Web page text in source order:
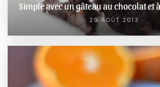
Simple avec un gâteau au chocolat et
29 AOÛT 2013